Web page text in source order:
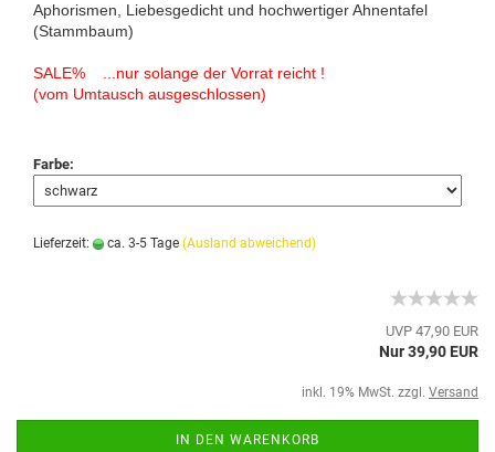
Aphorismen, Liebesgedicht und hochwertiger Ahnentafel
(Stammbaum)
SALE% ...nur solange der Vorrat reicht !
(vom Umtausch ausgeschlossen)
Farbe:
Lieferzeit: ca. 3-5 Tage (Ausland abweichend)
UVP 47,90 EUR
Nur 39,90 EUR
inkl. 19% MwSt. zzgl. Versand
IN DEN WARENKORB